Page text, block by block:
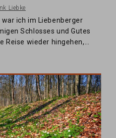
Liebke
ich im Liebenberger
Schlosses und Gutes
Reise wieder hingehen,…